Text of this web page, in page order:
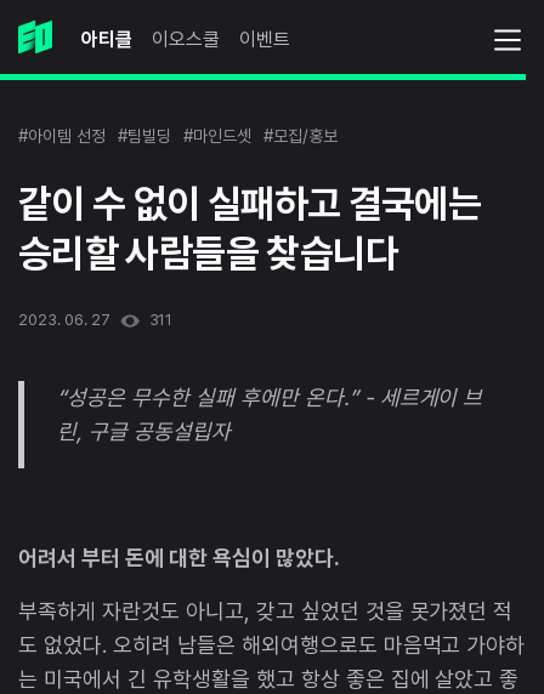
아티클 이오스쿨 이벤트
#아이템 선정 #팀빌딩 #마인드셋 #모집/홍보
같이 수 없이 실패하고 결국에는
승리할 사람들을 찾습니다
2023. 06. 27 311
“성공은 무수한 실패 후에만 온다.” - 세르게이 브
린, 구글 공동설립자
어려서 부터 돈에 대한 욕심이 많았다.
부족하게 자란것도 아니고, 갖고 싶었던 것을 못가졌던 적
도 없었다. 오히려 남들은 해외여행으로도 마음먹고 가야하
는 미국에서 긴 유학생활을 했고 항상 좋은 집에 살았고 좋